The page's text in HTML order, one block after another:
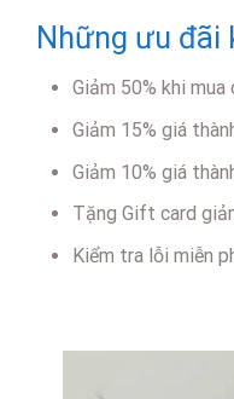
Những ưu đãi
Giảm 50% khi
Giảm 15% giá
Giảm 10% giá
Tặng Gift card
Kiểm tra lỗi miễn